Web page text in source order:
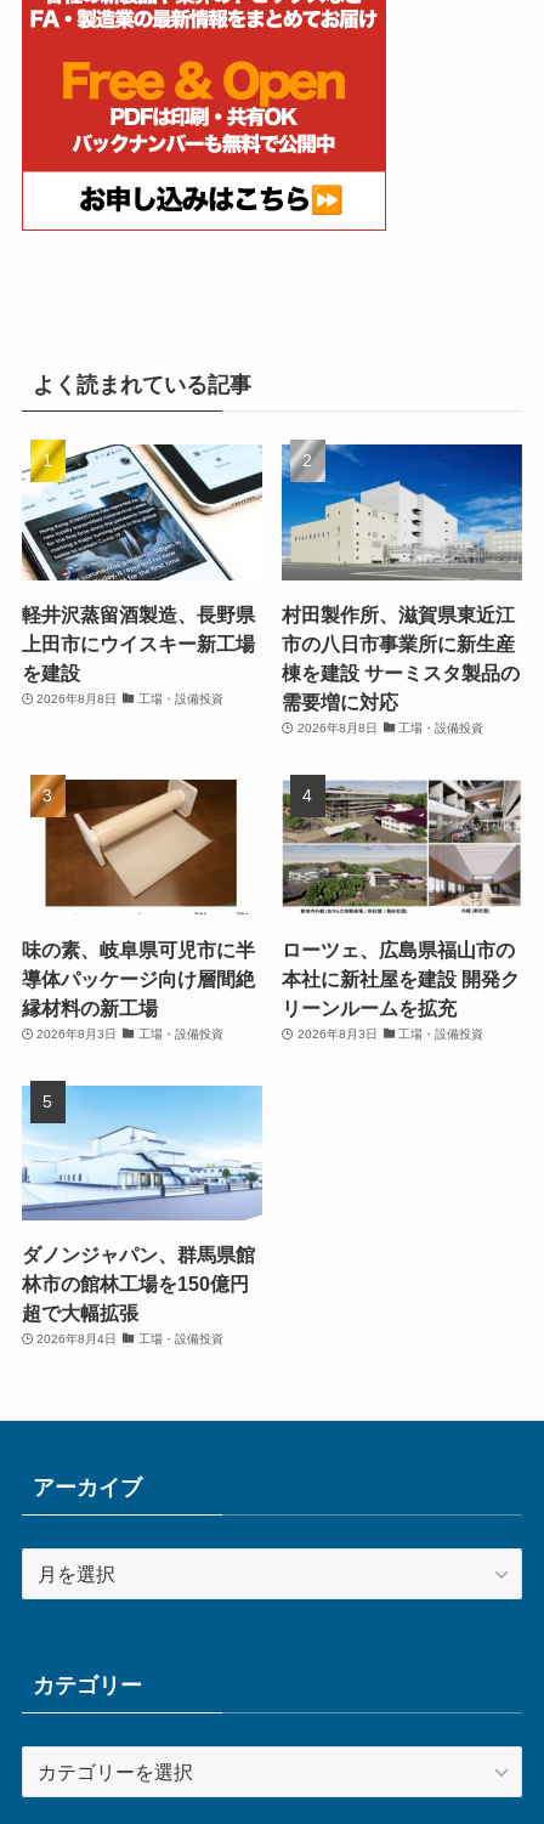
よく読まれている記事
軽井沢蒸留酒製造、長野県
上田市にウイスキー新工場
を建設
2026年8月8日 工場・設備投資
村田製作所、滋賀県東近江
市の八日市事業所に新生産
棟を建設 サーミスタ製品の
需要増に対応
2026年8月8日 工場・設備投資
味の素、岐阜県可児市に半
導体パッケージ向け層間絶
縁材料の新工場
2026年8月3日 工場・設備投資
ローツェ、広島県福山市の
本社に新社屋を建設 開発ク
リーンルームを拡充
2026年8月3日 工場・設備投資
ダノンジャパン、群馬県館
林市の館林工場を150億円
超で大幅拡張
2026年8月4日 工場・設備投資
アーカイブ
ー
ブカテゴリー
テ